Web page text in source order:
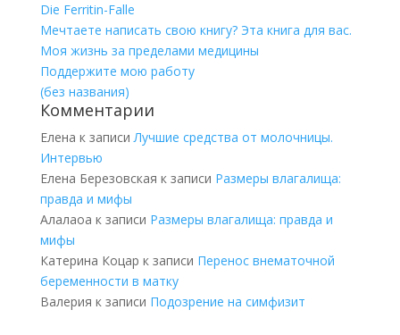
Die Ferritin-Falle
Мечтаете написать свою книгу? Эта книга для вас.
Моя жизнь за пределами медицины
Поддержите мою работу
(без названия)
Комментарии
Елена к записиЛучшие средства от молочницы.
Интервью
Елена Березовская к записи Размеры влагалища:
правда и мифы
Алалаоа к записи Размеры влагалища: правда и
мифы
Катерина Коцар к записи Перенос внематочной
беременности в матку
Валерия к записи Подозрение на симфизит